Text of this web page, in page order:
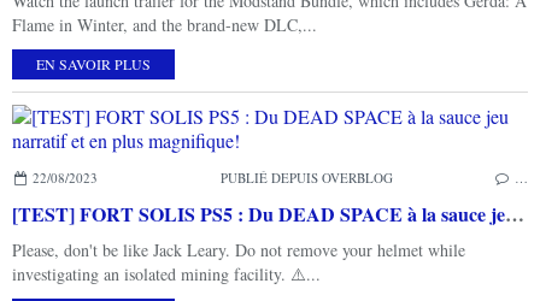
Flame in Winter, and the brand-new DLC,...
EN SAVOIR PLUS
22/08/2023 PUBLIÉ DEPUIS OVERBLOG
[TEST] FORT SOLIS PS5 : Du DEAD SPACE à la sauce jeu narratif et en plus magnifique!
Please, don't be like Jack Leary. Do not remove your helmet while
investigating an isolated mining facility. ⚠️...